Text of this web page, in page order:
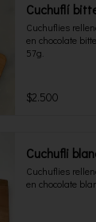
Cuchuflí
Cuchuflies
en chocolate
57g.
$2.500
Cuchufli
Cuchuflies
en chocolate